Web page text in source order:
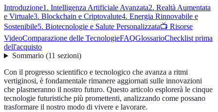
Introduzione1. Intelligenza Artificiale Avanzata2. Realtà Aumentata
e Virtuale3. Blockchain e Criptovalute4. Energia Rinnovabile e
Sostenibile5. Biotecnologie e Salute Personalizzata📺 Risorse
VideoComparazione delle TecnologieFAQGlossarioChecklist prima
dell'acquisto
Sommario(11 sezioni)
Con il progresso scientifico e tecnologico che avanza a ritmi
vertiginosi, è fondamentale rimanere aggiornati sulle innovazioni
che plasmeranno il nostro futuro. Questo articolo esplorerà le cinque
tecnologie futuristiche più promettenti, analizzando come possano
trasformare il nostro modo di vivere e lavorare.